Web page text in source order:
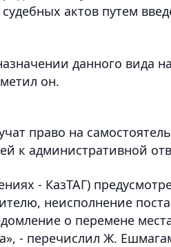
актов путем
данного вида
он.
право на
к административной
- КазТАГ)
неисполнение
о перемене
- перечислил Ж.